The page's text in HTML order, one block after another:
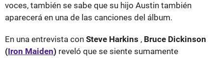
voces, también se sabe que su hijo Austin también
aparecerá en una de las canciones del álbum.
En una entrevista con Steve Harkins , Bruce Dickinson
(Iron Maiden) reveló que se siente sumamente